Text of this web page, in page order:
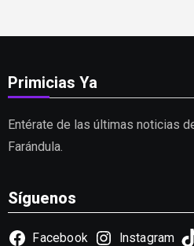
Primicias Ya
Entérate de las últimas noticias
Farándula.
Síguenos
Facebook Instagram